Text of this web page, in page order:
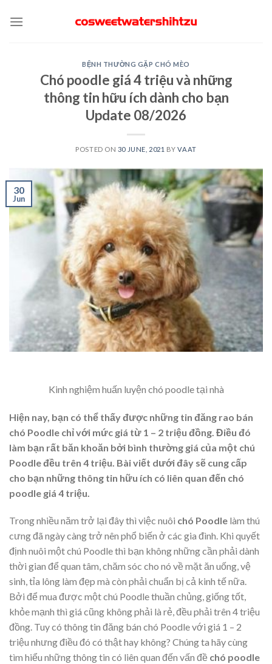
BỆNH THƯỜNG GẶP CHÓ MÈO
Chó poodle giá 4 triệu và những
thông tin hữu ích dành cho bạn
Update 08/2026
POSTED ON 30 JUNE, 2021 BYVAAT
30
Jun
Kinh nghiệm huấn luyện chó poodle tại nhà
Hiện nay, bạn có thể thấy được những tin đăng rao bán
chó Poodle chỉ với mức giá từ 1 – 2 triệu đồng. Điều đó
làm bạn rất băn khoăn bởi bình thường giá của một chú
Poodle đều trên 4 triệu. Bài viết dưới đây sẽ cung cấp
cho bạn những thông tin hữu ích có liên quan đến chó
poodle giá 4 triệu.
Trong nhiều năm trở lại đây thì việc nuôi chó Poodle làm thú
cưng đã ngày càng trở nên phổ biến ở các gia đình. Khi quyết
định nuôi một chú Poodle thì bạn không những cần phải dành
thời gian để quan tâm, chăm sóc cho nó về mặt ăn uống, vệ
sinh, tỉa lông làm đẹp mà còn phải chuẩn bị cả kinh tế nữa.
Bởi để mua được một chú Poodle thuần chủng, giống tốt,
khỏe mạnh thì giá cũng không phải là rẻ, đều phải trên 4 triệu
đồng. Tuy có thông tin đăng bán chó Poodle với giá 1 – 2
triệu nhưng điều đó có thật hay không? Chúng ta hãy cùng
tìm hiểu những thông tin có liên quan đến vấn đề chó poodle